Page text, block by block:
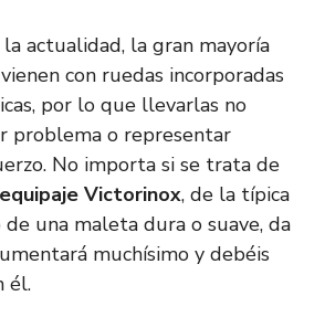
actualidad, la gran mayoría
con ruedas incorporadas
por lo que llevarlas no
problema o representar
No importa si se trata de
equipaje Victorinox, de la típica
una maleta dura o suave, da
muchísimo y debéis
él.